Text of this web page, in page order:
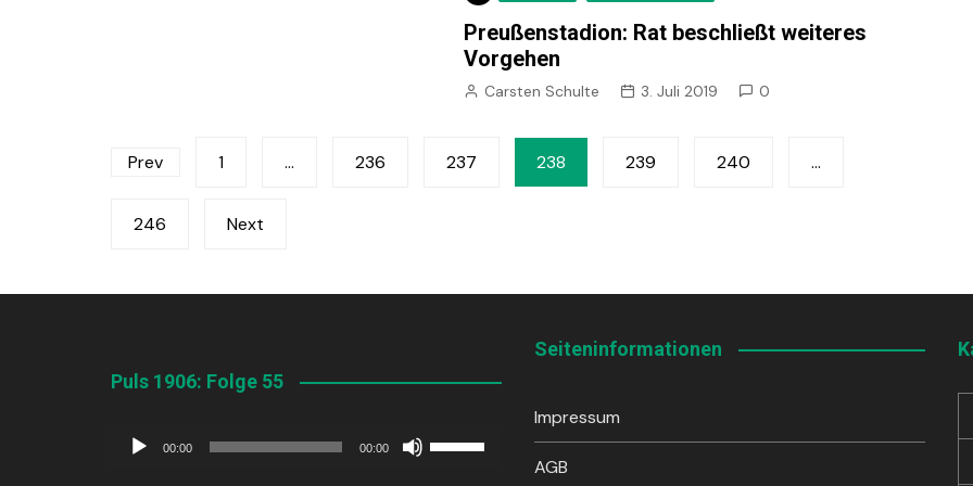
Preußenstadion: Rat beschließt weiteres
Vorgehen
Carsten Schulte 3. Juli 2019 0
Seitennummerierung
Beiträge
Prev 1 … 236 237 238 239 240 …
246 Next
Puls 1906: Folge 55
Audio-
00:00 00:00
Seiteninformationen
Impressum
AGB